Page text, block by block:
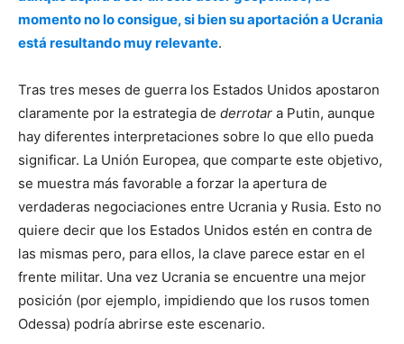
momento no lo consigue, si bien su aportación a Ucrania
está resultando muy relevante.
Tras tres meses de guerra los Estados Unidos apostaron
claramente por la estrategia de derrotar a Putin, aunque
hay diferentes interpretaciones sobre lo que ello pueda
significar. La Unión Europea, que comparte este objetivo,
se muestra más favorable a forzar la apertura de
verdaderas negociaciones entre Ucrania y Rusia. Esto no
quiere decir que los Estados Unidos estén en contra de
las mismas pero, para ellos, la clave parece estar en el
frente militar. Una vez Ucrania se encuentre una mejor
posición (por ejemplo, impidiendo que los rusos tomen
Odessa) podría abrirse este escenario.